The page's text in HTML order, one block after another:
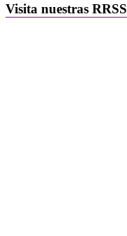
Visita nuestras RRSS